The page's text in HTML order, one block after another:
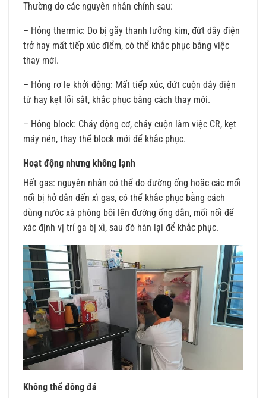
Thường do các nguyên nhân chính sau:
– Hỏng thermic: Do bị gãy thanh lưỡng kim, đứt dây điện
trở hay mất tiếp xúc điểm, có thể khắc phục bằng việc
thay mới.
– Hỏng rơ le khởi động: Mất tiếp xúc, đứt cuộn dây điện
từ hay kẹt lõi sắt, khắc phục bằng cách thay mới.
– Hỏng block: Cháy động cơ, cháy cuộn làm việc CR, kẹt
máy nén, thay thế block mới để khắc phục.
Hoạt động nhưng không lạnh
Hết gas: nguyên nhân có thể do đường ống hoặc các mối
nối bị hở dẫn đến xì gas, có thể khắc phục bằng cách
dùng nước xà phòng bôi lên đường ống dẫn, mối nối để
xác định vị trí ga bị xì, sau đó hàn lại để khắc phục.
Không thể đông đá